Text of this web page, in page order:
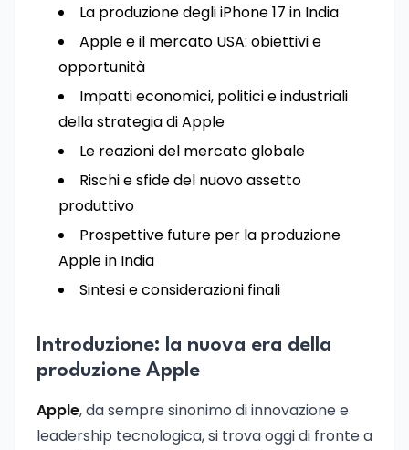
La produzione degli iPhone 17 in India
Apple e il mercato USA: obiettivi e
opportunità
Impatti economici, politici e industriali
della strategia di Apple
Le reazioni del mercato globale
Rischi e sfide del nuovo assetto
produttivo
Prospettive future per la produzione
Apple in India
Sintesi e considerazioni finali
Introduzione: la nuova era della
produzione Apple
Apple, da sempre sinonimo di innovazione e
leadership tecnologica, si trova oggi di fronte a